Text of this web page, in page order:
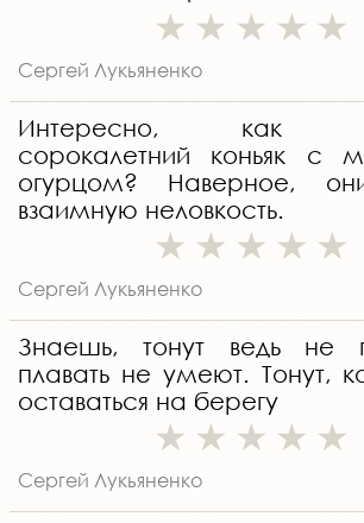
Сергей Лукьяненко
Интересно, как
сорокалетний коньяк с
огурцом? Наверное,
взаимную неловкость.
Сергей Лукьяненко
Знаешь, тонут ведь не
плавать не умеют. Тонут,
оставаться на берегу
Сергей Лукьяненко